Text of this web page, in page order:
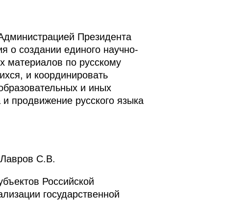
Президента
о создании единого научно-
материалов по русскому
и координировать
и иных
продвижение русского языка
С.В.
Российской
государственной